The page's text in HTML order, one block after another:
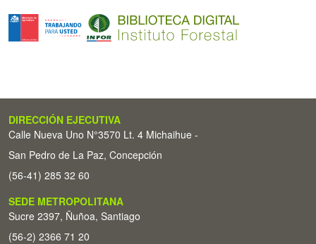
DIRECCIÓN EJECUTIVA
Calle Nueva Uno N°3570 Lt. 4 Michaihue -
San Pedro de La Paz, Concepción
(56-41) 285 32 60
SEDE METROPOLITANA
Sucre 2397, Ñuñoa, Santiago
(56-2) 2366 71 20